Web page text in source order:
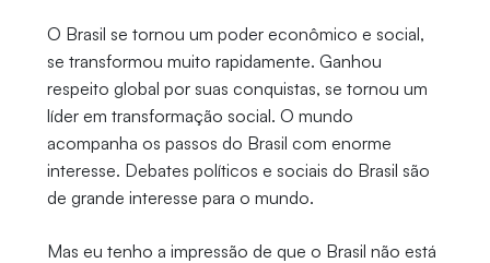
O Brasil se tornou um poder econômico e social,
se transformou muito rapidamente. Ganhou
respeito global por suas conquistas, se tornou um
líder em transformação social. O mundo
acompanha os passos do Brasil com enorme
interesse. Debates políticos e sociais do Brasil são
de grande interesse para o mundo.
Mas eu tenho a impressão de que o Brasil não está